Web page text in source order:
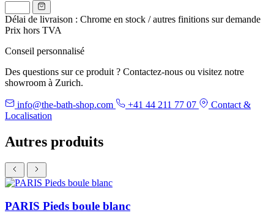
Délai de livraison : Chrome en stock / autres finitions sur demande
Prix hors TVA
Conseil personnalisé
Des questions sur ce produit ? Contactez-nous ou visitez notre
showroom à Zurich.
info@the-bath-shop.com +41 44 211 77 07
Contact &
Localisation
Autres produits
PARIS Pieds boule blanc